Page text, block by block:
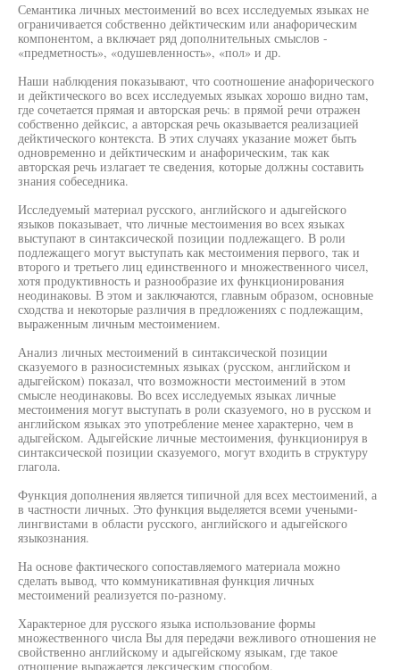
Семантика личных местоимений во всех исследуемых языках не
ограничивается собственно дейктическим или анафорическим
компонентом, а включает ряд дополнительных смыслов -
«предметность», «одушевленность», «пол» и др.
Наши наблюдения показывают, что соотношение анафорического
и дейктического во всех исследуемых языках хорошо видно там,
где сочетается прямая и авторская речь: в прямой речи отражен
собственно дейксис, а авторская речь оказывается реализацией
дейктического контекста. В этих случаях указание может быть
одновременно и дейктическим и анафорическим, так как
авторская речь излагает те сведения, которые должны составить
знания собеседника.
Исследуемый материал русского, английского и адыгейского
языков показывает, что личные местоимения во всех языках
выступают в синтаксической позиции подлежащего. В роли
подлежащего могут выступать как местоимения первого, так и
второго и третьего лиц единственного и множественного чисел,
хотя продуктивность и разнообразие их функционирования
неодинаковы. В этом и заключаются, главным образом, основные
сходства и некоторые различия в предложениях с подлежащим,
выраженным личным местоимением.
Анализ личных местоимений в синтаксической позиции
сказуемого в разносистемных языках (русском, английском и
адыгейском) показал, что возможности местоимений в этом
смысле неодинаковы. Во всех исследуемых языках личные
местоимения могут выступать в роли сказуемого, но в русском и
английском языках это употребление менее характерно, чем в
адыгейском. Адыгейские личные местоимения, функционируя в
синтаксической позиции сказуемого, могут входить в структуру
глагола.
Функция дополнения является типичной для всех местоимений, а
в частности личных. Это функция выделяется всеми учеными-
лингвистами в области русского, английского и адыгейского
языкознания.
На основе фактического сопоставляемого материала можно
сделать вывод, что коммуникативная функция личных
местоимений реализуется по-разному.
Характерное для русского языка использование формы
множественного числа Вы для передачи вежливого отношения не
свойственно английскому и адыгейскому языкам, где такое
отношение выражается лексическим способом.